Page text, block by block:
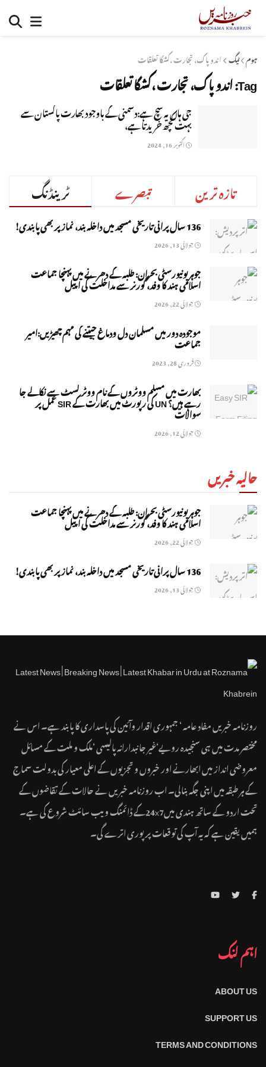
ہوم ٹیگ اندو پاک، تجارت ،کشگا تعلقات
Tag:اندو پاک، تجارت ،کشگا تعلقات
جی ہاں یہ سچ ہے:دشمنی کے باوجود بھارت پاکستان سے
بہت کچھ خریدتا ہے،
اکتوبر 16, 2024
ٹرینڈنگ تبصرے تازہ ترین
136 سال پرانی تاریخی مسجد میں داخلہ بند، نماز پر بھی پابندی!
جولائی 13, 2026
جوہر یونیورسٹی بحران: طلبہ کے دھرنے میں پہنچا جماعت
اسلامی ہند کا وفد، گورنر سے مداخلت کی اپیل
جولائی 22, 2026
موجودہ دور میں مسلمان دل ودماغ جیتنے کی مہم چھیڑیں:امیر
جماعت
فروری 28, 2023
بھارت میں مسلم ووٹروں کے نام ووٹر لسٹ سے نکالے جا
رہے ہیں؟ UN کی رپورٹ میں بھارت کے SIR عمل پر
سوالات
جولائی 12, 2026
حالیہ خبریں
جوہر یونیورسٹی بحران: طلبہ کے دھرنے میں پہنچا جماعت
اسلامی ہند کا وفد، گورنر سے مداخلت کی اپیل
جولائی 22, 2026
136 سال پرانی تاریخی مسجد میں داخلہ بند، نماز پر بھی پابندی!
جولائی 13, 2026
روزنامہ خبریں مفاد عامہ ‘ جمہوری اقدار وآئین کی پاسداری کا پابند ہے۔ اس نے
مختصر مدت میں ہی سنجیدہ رویے‘غیر جانبدارانہ پالیسی ‘ملک و ملت کے مسائل
معروضی انداز میں ابھارنے اور خبروں و تجزیوں کے اعلی معیار کی بدولت سماج
کے ہر طبقہ میں اپنی جگہ بنالی۔ اب روزنامہ خبریں نے حالات کے تقاضوں کے
تحت اردو کے ساتھ ہندی میں24x7کے ڈائمنگ ویب سائٹ شروع کی ہے۔
ہمیں یقین ہے کہ یہ آپ کی توقعات پر پوری اترے گی۔
اہم لنک
ABOUT US
SUPPORT US
TERMS AND CONDITIONS